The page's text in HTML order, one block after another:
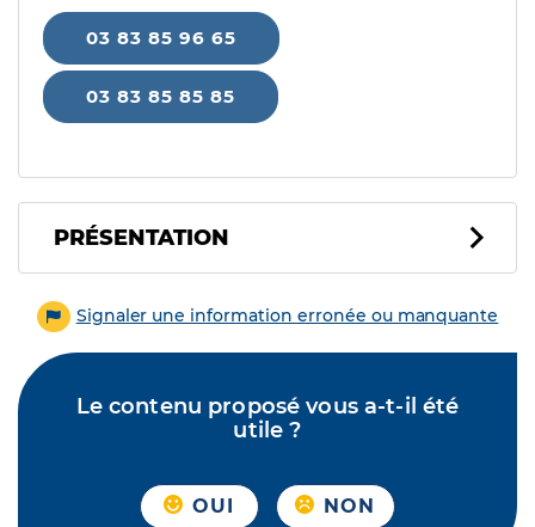
03 83 85 96 65
03 83 85 85 85
PRÉSENTATION
Signaler une information erronée ou manquante
Le contenu proposé vous a-t-il été
utile ?
OUI NON